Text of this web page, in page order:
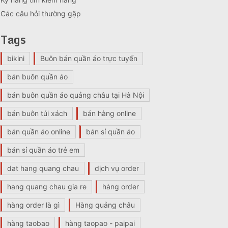
Các câu hỏi thường gặp
Tags
bikini Buôn bán quần áo trực tuyến
bán buôn quần áo
bán buôn quần áo quảng châu tại Hà Nội
bán buôn túi xách bán hàng online
bán quần áo online bán sỉ quần áo
bán sỉ quần áo trẻ em
dat hang quang chau dịch vụ order
hang quang chau gia re hàng order
hàng order là gì Hàng quảng châu
hàng taobao hàng taopao - paipai